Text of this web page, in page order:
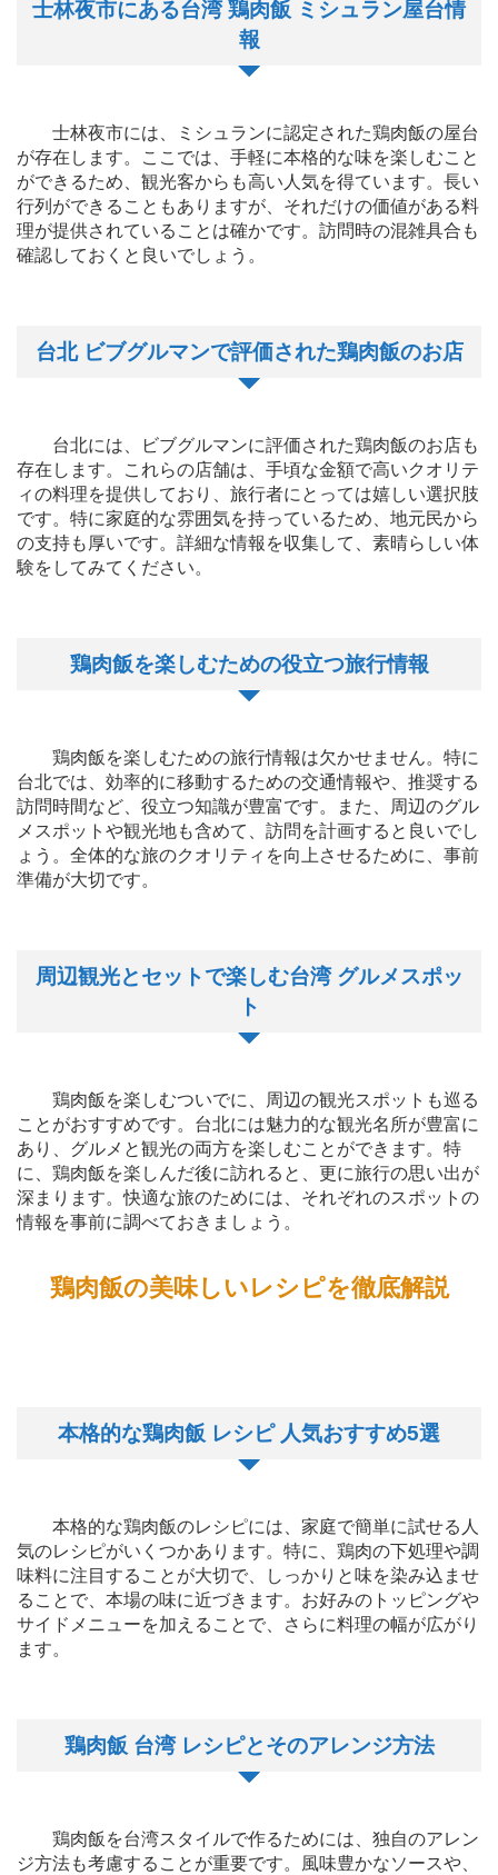
士林夜市にある台湾 鶏肉飯 ミシュラン屋台情
報
士林夜市には、ミシュランに認定された鶏肉飯の屋台
が存在します。ここでは、手軽に本格的な味を楽しむこと
ができるため、観光客からも高い人気を得ています。長い
行列ができることもありますが、それだけの価値がある料
理が提供されていることは確かです。訪問時の混雑具合も
確認しておくと良いでしょう。
台北 ビブグルマンで評価された鶏肉飯のお店
台北には、ビブグルマンに評価された鶏肉飯のお店も
存在します。これらの店舗は、手頃な金額で高いクオリテ
ィの料理を提供しており、旅行者にとっては嬉しい選択肢
です。特に家庭的な雰囲気を持っているため、地元民から
の支持も厚いです。詳細な情報を収集して、素晴らしい体
験をしてみてください。
鶏肉飯を楽しむための役立つ旅行情報
鶏肉飯を楽しむための旅行情報は欠かせません。特に
台北では、効率的に移動するための交通情報や、推奨する
訪問時間など、役立つ知識が豊富です。また、周辺のグル
メスポットや観光地も含めて、訪問を計画すると良いでし
ょう。全体的な旅のクオリティを向上させるために、事前
準備が大切です。
周辺観光とセットで楽しむ台湾 グルメスポッ
ト
鶏肉飯を楽しむついでに、周辺の観光スポットも巡る
ことがおすすめです。台北には魅力的な観光名所が豊富に
あり、グルメと観光の両方を楽しむことができます。特
に、鶏肉飯を楽しんだ後に訪れると、更に旅行の思い出が
深まります。快適な旅のためには、それぞれのスポットの
情報を事前に調べておきましょう。
鶏肉飯の美味しいレシピを徹底解説
本格的な鶏肉飯 レシピ 人気おすすめ5選
本格的な鶏肉飯のレシピには、家庭で簡単に試せる人
気のレシピがいくつかあります。特に、鶏肉の下処理や調
味料に注目することが大切で、しっかりと味を染み込ませ
ることで、本場の味に近づきます。お好みのトッピングや
サイドメニューを加えることで、さらに料理の幅が広がり
ます。
鶏肉飯 台湾 レシピとそのアレンジ方法
鶏肉飯を台湾スタイルで作るためには、独自のアレン
ジ方法も考慮することが重要です。風味豊かなソースや、